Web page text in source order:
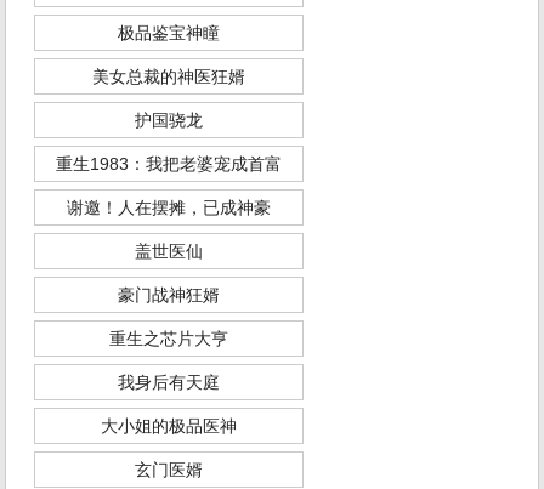
极品鉴宝神瞳
美女总裁的神医狂婿
护国骁龙
重生1983：我把老婆宠成首富
谢邀！人在摆摊，已成神豪
盖世医仙
豪门战神狂婿
重生之芯片大亨
我身后有天庭
大小姐的极品医神
玄门医婿